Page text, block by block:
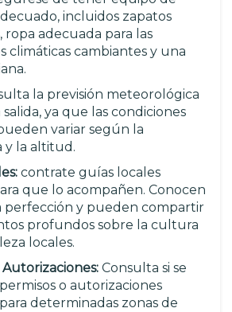
incluidos zapatos
ropa adecuada para las
climáticas cambiantes y una
la previsión meteorológica
ya que las condiciones
variar según la
y la altitud.
contrate guías locales
que lo acompañen. Conocen
perfección y pueden compartir
profundos sobre la cultura
locales.
Autorizaciones: Consulta si se
o autorizaciones
determinadas zonas de